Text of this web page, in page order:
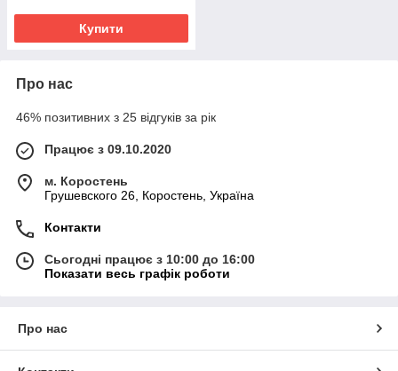
Купити
Про нас
46% позитивних з 25 відгуків за рік
Працює з 09.10.2020
м. Коростень
Грушевского 26, Коростень, Україна
Контакти
Сьогодні працює з 10:00 до 16:00
Показати весь графік роботи
Про нас